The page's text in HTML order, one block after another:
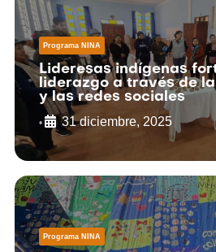
Programa NINA
Lideresas indígenas
liderazgo a través de
y las redes sociales
• 31 diciembre, 2025
Programa NINA